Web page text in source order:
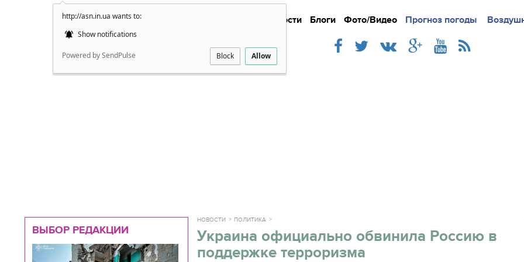
http://asn.in.ua wants to:
Show notifications
Powered by SendPulse Block Allow
Новости Блоги Фото/Видео Прогноз погоды
Подробно Новости
ВЫБОР РЕДАКЦИИ
НОВОСТИ ПОЛИТИКА
Украина официально обвинила Россию в
поддержке терроризма